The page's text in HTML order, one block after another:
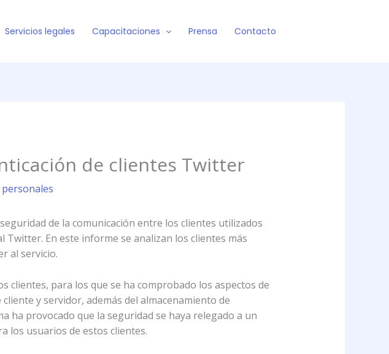
Servicios legales Capacitaciones Prensa Contacto
de clientes Twitter
de la comunicación entre los clientes utilizados
En este informe se analizan los clientes más
al servicio.
clientes, para los que se ha comprobado los aspectos de
y servidor, además del almacenamiento de
ha provocado que la seguridad se haya relegado a un
los usuarios de estos clientes.